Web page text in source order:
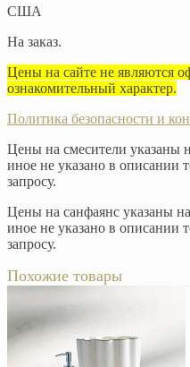
США
На заказ.
Цены на сайте не являются
ознакомительный характер.
Политика безопасности и
Цены на смесители указаны
иное не указано в описании
запросу.
Цены на санфаянс указаны
иное не указано в описании
запросу.
Похожие товары